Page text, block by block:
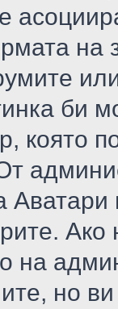
на
би
която
на
но